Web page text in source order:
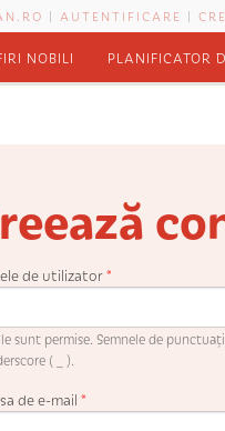
| AUTENTIFICARE |
NOBILI PLANIFICATOR
de utilizator*
sunt permise. Semnele de
( _ ).
de e-mail*